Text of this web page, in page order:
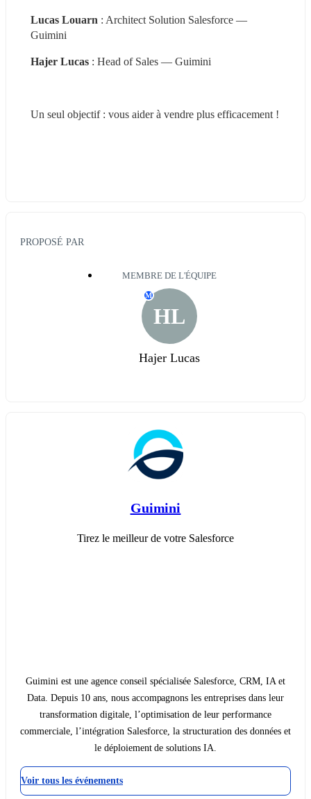
Lucas Louarn : Architect Solution Salesforce —
Guimini
Hajer Lucas : Head of Sales — Guimini
Un seul objectif : vous aider à vendre plus efficacement !
PROPOSÉ PAR
MEMBRE DE L'ÉQUIPE
HL
M
Hajer Lucas
Guimini
Tirez le meilleur de votre Salesforce
Guimini est une agence conseil spécialisée Salesforce, CRM, IA et
Data. Depuis 10 ans, nous accompagnons les entreprises dans leur
transformation digitale, l’optimisation de leur performance
commerciale, l’intégration Salesforce, la structuration des données et
le déploiement de solutions IA.
Voir tous les événements